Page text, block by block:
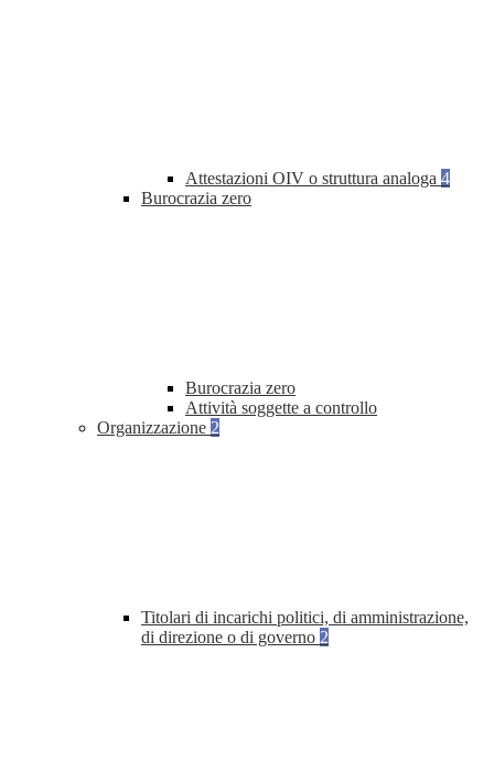
Attestazioni OIV o struttura analoga 4
Burocrazia zero
Burocrazia zero
Attività soggette a controllo
Organizzazione 2
Titolari di incarichi politici, di amministrazione,
di direzione o di governo 2